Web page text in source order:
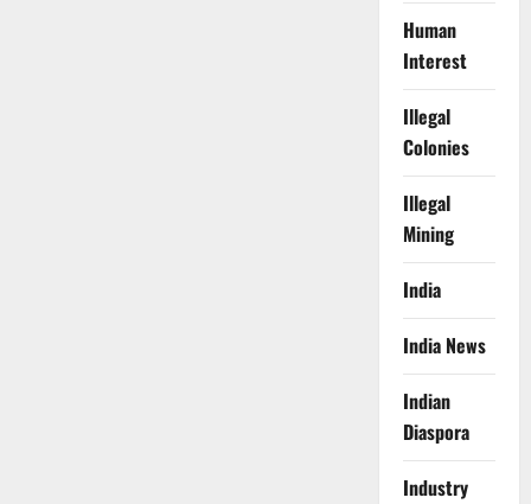
Human
Interest
Illegal
Colonies
Illegal
Mining
India
India News
Indian
Diaspora
Industry